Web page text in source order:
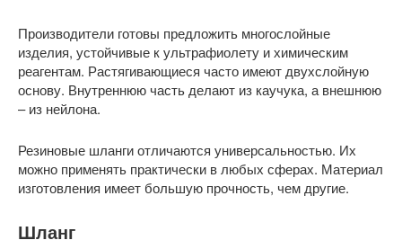
Производители готовы предложить многослойные
изделия, устойчивые к ультрафиолету и химическим
реагентам. Растягивающиеся часто имеют двухслойную
основу. Внутреннюю часть делают из каучука, а внешнюю
– из нейлона.
Резиновые шланги отличаются универсальностью. Их
можно применять практически в любых сферах. Материал
изготовления имеет большую прочность, чем другие.
Шланг